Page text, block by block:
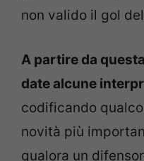
non valido il gol
A partire da
date alcune
codificando
novità più
qualora un